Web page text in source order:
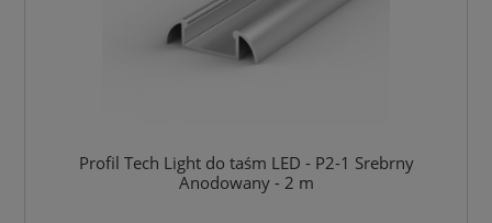
Profil Tech Light do taśm LED - P2-1 Srebrny
Anodowany - 2 m